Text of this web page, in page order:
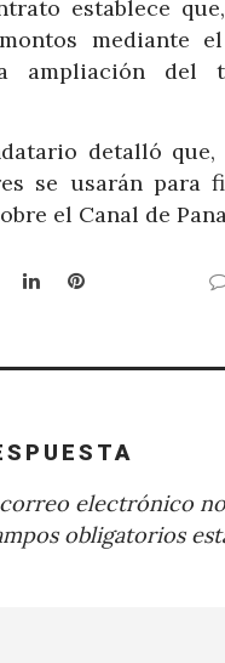
establece
mediante
ampliación del
detalló que,
se usarán para
el Canal de
LinkedInPinterest
electrónico
obligatorios